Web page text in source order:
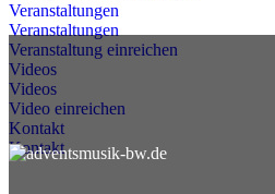
Veranstaltungen
Veranstaltungen
Veranstaltung einreichen
Videos
Videos
Video einreichen
Kontakt
Kontakt